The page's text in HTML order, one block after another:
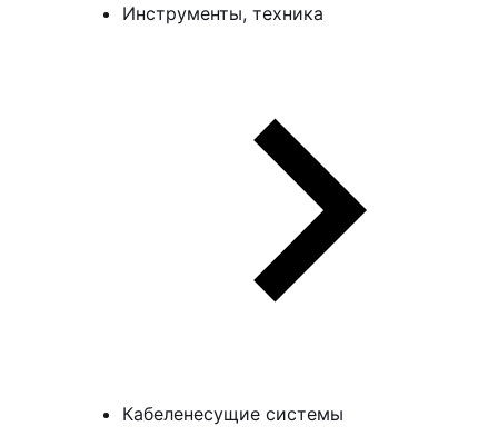
Инструменты, техника
Кабеленесущие системы